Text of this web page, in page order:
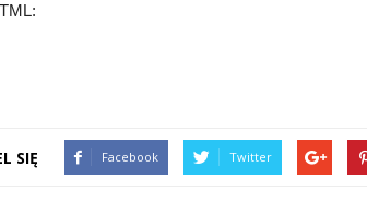
SIĘ Facebook Twitter